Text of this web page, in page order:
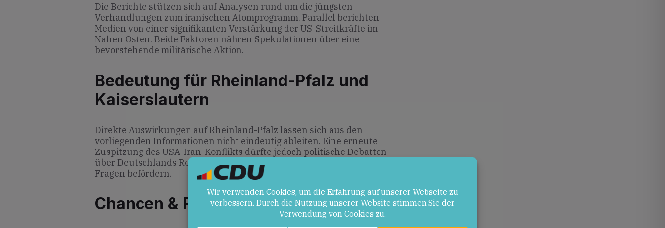
Die Berichte stützen sich auf Analysen rund um die jüngsten
Verhandlungen zum iranischen Atomprogramm. Parallel berichten
Medien von einer signifikanten Verstärkung der US-Streitkräfte im
Nahen Osten. Beide Faktoren nähren Spekulationen über eine
bevorstehende militärische Aktion.
Bedeutung für Rheinland-Pfalz und
Kaiserslautern
Direkte Auswirkungen auf Rheinland-Pfalz lassen sich aus den
vorliegenden Informationen nicht eindeutig ableiten. Eine erneute
Zuspitzung des USA-Iran-Konflikts dürfte jedoch politische Debatten
über Deutschlands Rolle in internationalen sicherheitspolitischen
Fragen befördern.
Chancen & Risiken